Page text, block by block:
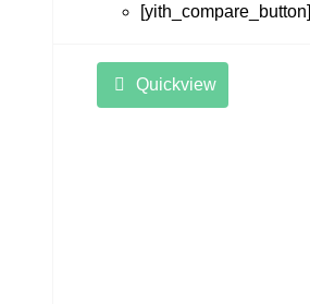
[yith_compare_button]
Quickview